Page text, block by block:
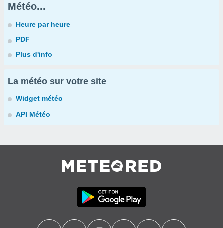
Météo...
Heure par heure
PDF
Plus d'info
La météo sur votre site
Widget météo
API Météo